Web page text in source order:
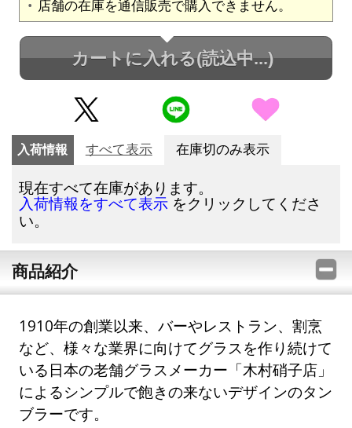
店舗の在庫を通信販売で購入できません。
カートに入れる(読込中...)
入荷情報 すべて表示 在庫切のみ表示
現在すべて在庫があります。
入荷情報をすべて表示 をクリックしてくださ
い。
商品紹介
1910年の創業以来、バーやレストラン、割烹
など、様々な業界に向けてグラスを作り続けて
いる日本の老舗グラスメーカー「木村硝子店」
によるシンプルで飽きの来ないデザインのタン
ブラーです。